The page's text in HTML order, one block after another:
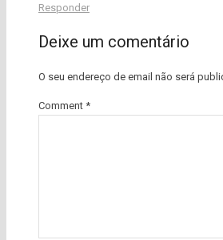
Responder
Deixe um comentário
O seu endereço de email não será
Comment *